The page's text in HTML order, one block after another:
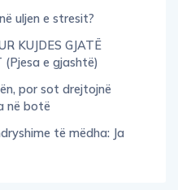
uljen e stresit?
KUJDES GJATË
(Pjesa e gjashtë)
por sot drejtojnë
në botë
të mëdha: Ja